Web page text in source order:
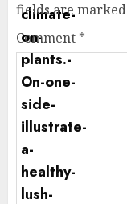
fields are marked
Comment *